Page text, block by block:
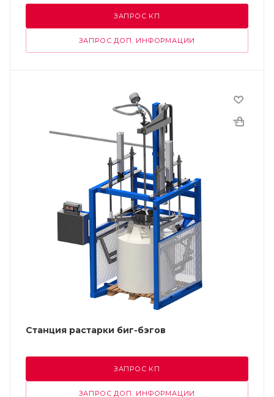
ЗАПРОС КП
ЗАПРОС ДОП. ИНФОРМАЦИИ
Станция растарки биг-бэгов
ЗАПРОС КП
ЗАПРОС ДОП. ИНФОРМАЦИИ